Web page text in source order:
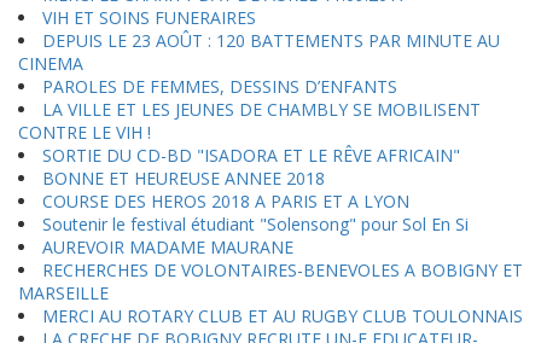
VIH ET SOINS FUNERAIRES
DEPUIS LE 23 AOÛT : 120 BATTEMENTS PAR MINUTE AU
CINEMA
PAROLES DE FEMMES, DESSINS D’ENFANTS
LA VILLE ET LES JEUNES DE CHAMBLY SE MOBILISENT
CONTRE LE VIH !
SORTIE DU CD-BD "ISADORA ET LE RÊVE AFRICAIN"
BONNE ET HEUREUSE ANNEE 2018
COURSE DES HEROS 2018 A PARIS ET A LYON
Soutenir le festival étudiant "Solensong" pour Sol En Si
AUREVOIR MADAME MAURANE
RECHERCHES DE VOLONTAIRES-BENEVOLES A BOBIGNY ET
MARSEILLE
MERCI AU ROTARY CLUB ET AU RUGBY CLUB TOULONNAIS